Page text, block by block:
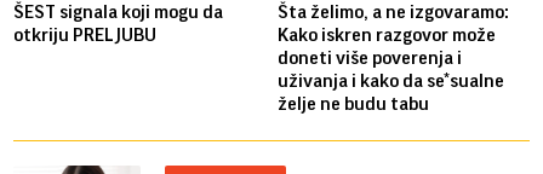
ŠEST signala koji mogu da
otkriju PRELJUBU
Šta želimo, a ne izgovaramo:
Kako iskren razgovor može
doneti više poverenja i
uživanja i kako da se*sualne
želje ne budu tabu